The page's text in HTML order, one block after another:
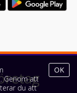
Genom att
du att
OK